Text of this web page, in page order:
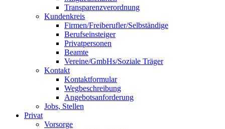
Transparenzverordnung
Kundenkreis
Firmen/Freiberufler/Selbständige
Berufseinsteiger
Privatpersonen
Beamte
Vereine/GmbHs/Soziale Träger
Kontakt
Kontaktformular
Wegbeschreibung
Angebotsanforderung
Jobs, Stellen
Privat
Vorsorge